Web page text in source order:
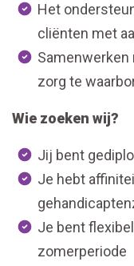
Het
cliënten met
Samenwerken
zorg te
Wie zoeken wij?
Jij bent
Je hebt
Je bent
zomerperiode